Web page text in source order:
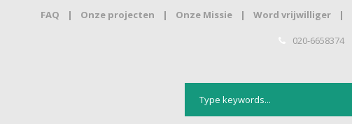
FAQ | Onze projecten | Onze Missie | Word vrijwilliger |
020-6658374